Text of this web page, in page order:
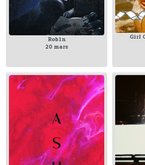
Rob1n
20 mars
Girl